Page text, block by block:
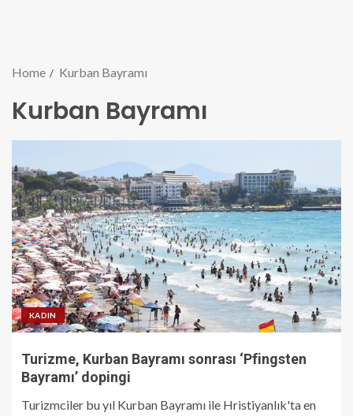
Home Kurban Bayramı
Kurban Bayramı
KADIN
Turizme, Kurban Bayramı sonrası ‘Pfingsten
Bayramı’ dopingi
Turizmciler bu yıl Kurban Bayramı ile Hristiyanlık'ta en